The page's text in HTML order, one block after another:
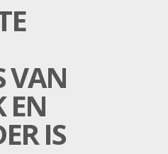
VAN
EN
IS